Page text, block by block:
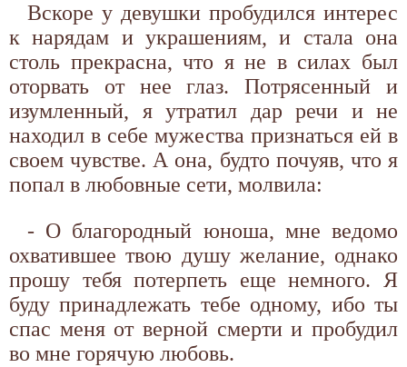
Вскоре у девушки пробудился интерес
к нарядам и украшениям, и стала она
столь прекрасна, что я не в силах был
оторвать от нее глаз. Потрясенный и
изумленный, я утратил дар речи и не
находил в себе мужества признаться ей в
своем чувстве. А она, будто почуяв, что я
попал в любовные сети, молвила:
- О благородный юноша, мне ведомо
охватившее твою душу желание, однако
прошу тебя потерпеть еще немного. Я
буду принадлежать тебе одному, ибо ты
спас меня от верной смерти и пробудил
во мне горячую любовь.